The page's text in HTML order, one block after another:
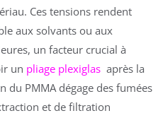
Ces tensions rendent
aux solvants ou aux
un facteur crucial à
un pliage plexiglas après la
du PMMA dégage des fumées
et de filtration